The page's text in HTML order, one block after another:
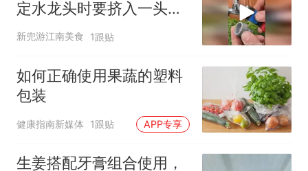
定水龙头时要挤入一头牙
膏？
新兜游江南美食 1跟贴
如何正确使用果蔬的塑料
包装
健康指南新媒体 1跟贴 APP专享
生姜搭配牙膏组合使用，